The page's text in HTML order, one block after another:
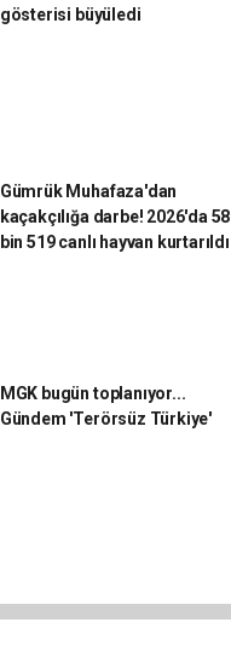
gösterisi büyüledi
Gümrük Muhafaza'dan
kaçakçılığa darbe! 2026'da 58
bin 519 canlı hayvan kurtarıldı
MGK bugün toplanıyor...
Gündem 'Terörsüz Türkiye'